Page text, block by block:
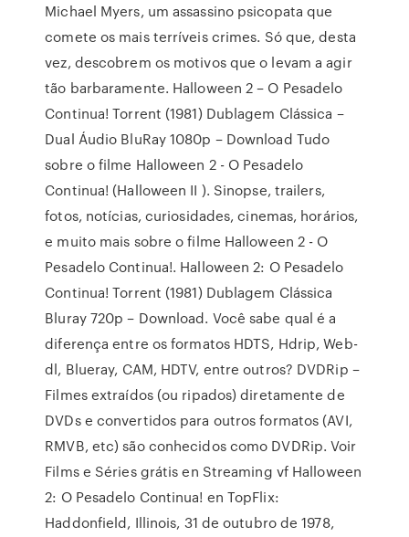
Michael Myers, um assassino psicopata que
comete os mais terríveis crimes. Só que, desta
vez, descobrem os motivos que o levam a agir
tão barbaramente. Halloween 2 – O Pesadelo
Continua! Torrent (1981) Dublagem Clássica –
Dual Áudio BluRay 1080p – Download Tudo
sobre o filme Halloween 2 - O Pesadelo
Continua! (Halloween II ). Sinopse, trailers,
fotos, notícias, curiosidades, cinemas, horários,
e muito mais sobre o filme Halloween 2 - O
Pesadelo Continua!. Halloween 2: O Pesadelo
Continua! Torrent (1981) Dublagem Clássica
Bluray 720p – Download. Você sabe qual é a
diferença entre os formatos HDTS, Hdrip, Web-
dl, Blueray, CAM, HDTV, entre outros? DVDRip –
Filmes extraídos (ou ripados) diretamente de
DVDs e convertidos para outros formatos (AVI,
RMVB, etc) são conhecidos como DVDRip. Voir
Films e Séries grátis en Streaming vf Halloween
2: O Pesadelo Continua! en TopFlix:
Haddonfield, Illinois, 31 de outubro de 1978,